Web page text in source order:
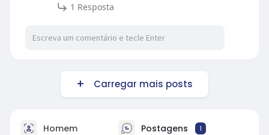
1 Resposta
Carregar mais posts
Homem Postagens 1